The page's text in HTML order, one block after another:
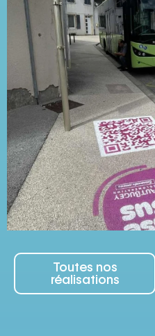
Toutes nos
réalisations